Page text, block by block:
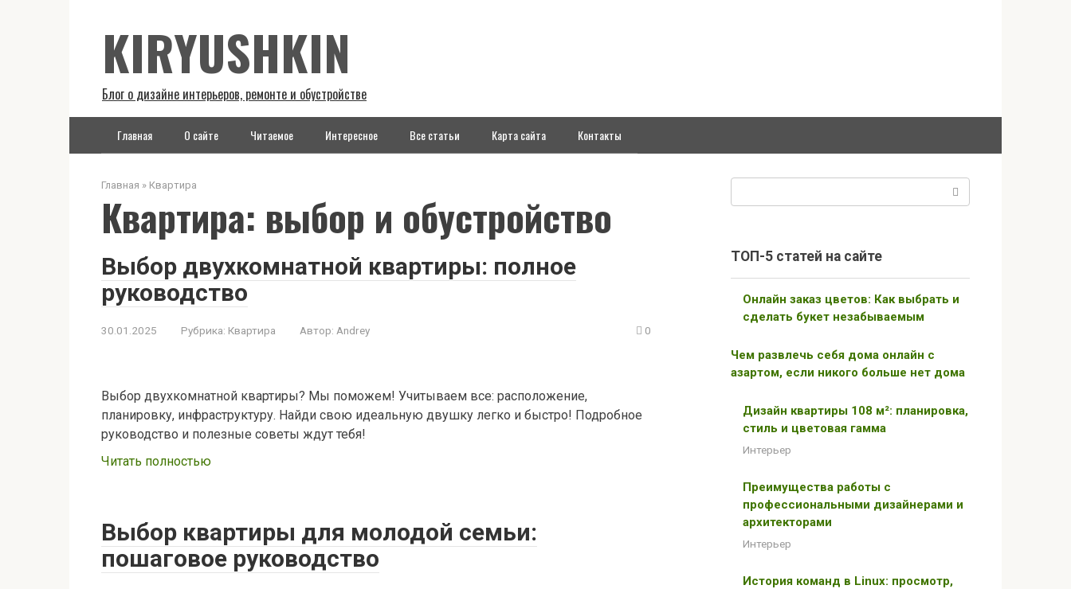
KIRYUSHKIN
Блог о дизайне интерьеров, ремонте и обустройстве
Главная О сайте Читаемое Интересное Все статьи Карта сайта Контакты
Главная » Квартира
Квартира: выбор и обустройство
Выбор двухкомнатной квартиры: полное
руководство
30.01.2025 Рубрика: Квартира Автор: Andrey 0
Выбор двухкомнатной квартиры? Мы поможем! Учитываем все: расположение,
планировку, инфраструктуру. Найди свою идеальную двушку легко и быстро! Подробное
руководство и полезные советы ждут тебя!
Читать полностью
Выбор квартиры для молодой семьи:
пошаговое руководство
ТОП-5 статей на сайте
Онлайн заказ цветов: Как выбрать и
сделать букет незабываемым
Чем развлечь себя дома онлайн с
азартом, если никого больше нет дома
Дизайн квартиры 108 м²: планировка,
стиль и цветовая гамма
Интерьер
Преимущества работы с
профессиональными дизайнерами и
архитекторами
Интерьер
История команд в Linux: просмотр,